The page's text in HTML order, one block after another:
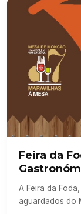
Feira da
A Feira da
aguardados do